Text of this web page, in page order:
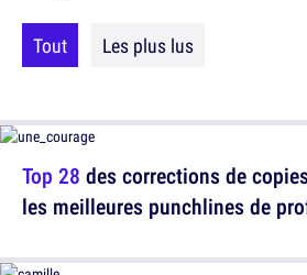
Tout Les plus lus
Top 28 des corrections de
les meilleures punchlines de